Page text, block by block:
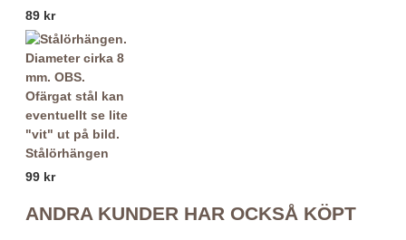
89 kr
Stålörhängen
99 kr
ANDRA KUNDER HAR OCKSÅ KÖPT